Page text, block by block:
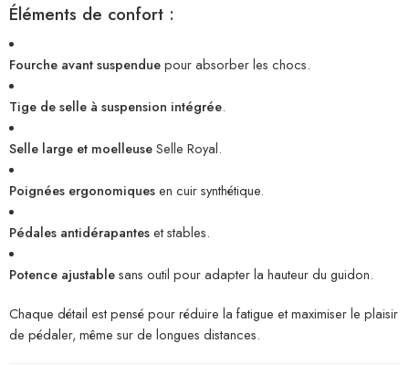
Éléments de confort :
Fourche avant suspenduepour absorber les chocs.
Tige de selle à suspension intégrée.
Selle large et moelleuseSelle Royal.
Poignées ergonomiquesen cuir synthétique.
Pédales antidérapanteset stables.
Potence ajustablesans outil pour adapter la hauteur du guidon.
Chaque détail est pensé pour réduire la fatigue et maximiser le plaisir
de pédaler, même sur de longues distances.